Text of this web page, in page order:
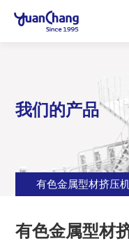
我们的产品
有色金属型材挤压
有色金属型材